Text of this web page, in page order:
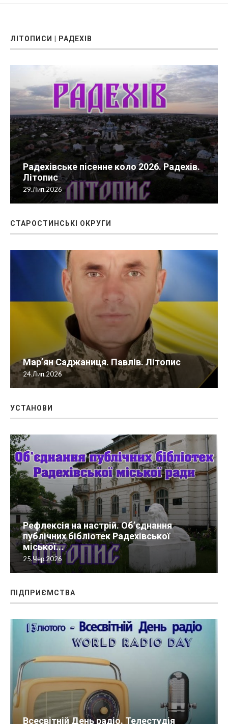
ЛІТОПИСИ | РАДЕХІВ
Радехівське пісенне коло 2026. Радехів.
Літопис
29.Лип.2026
Мар’ян Саджаниця. Павлів. Літопис
24.Лип.2026
Рефлексія на настрій. Об’єднання
публічних бібліотек Радехівської
міської...
25.Чер.2026
ПІДПРИЄМСТВА